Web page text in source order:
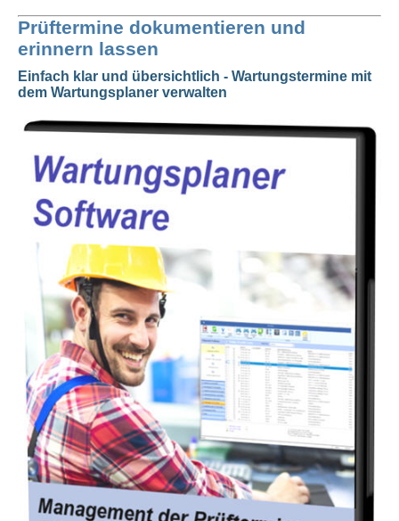
Prüftermine dokumentieren und
erinnern lassen
Einfach klar und übersichtlich - Wartungstermine mit
dem Wartungsplaner verwalten